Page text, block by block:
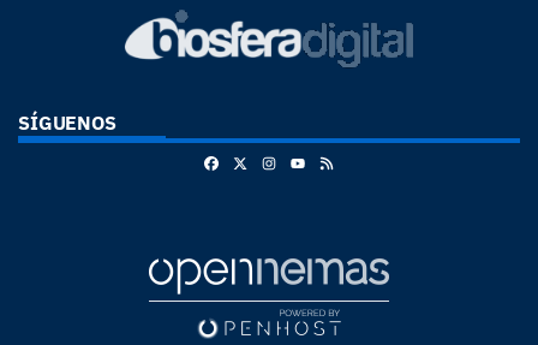
SÍGUENOS
FacebookInstagram